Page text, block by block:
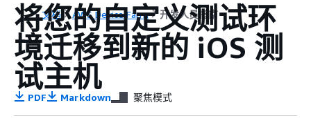
文档 AWS Device Farm 开发人员指南
将您的自定义测试环
境迁移到新的 iOS 测
试主机
PDF Markdown 聚焦模式